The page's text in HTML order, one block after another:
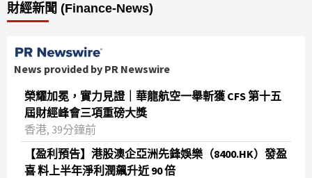
財經新聞 (Finance-News)
News provided by PR Newswire
榮耀加冕，實力見證｜華龍航空一舉斬獲 CFS 第十五
屆財經峰會三項重磅大獎
香港, 39分鐘前
【盈利預告】港股澳企亞洲先鋒娛樂（8400.HK）發盈
喜 料上半年淨利潤飆升近 90 倍